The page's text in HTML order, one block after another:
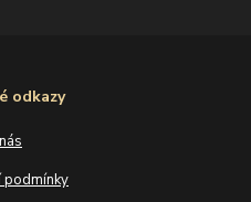
odkazy
podmínky